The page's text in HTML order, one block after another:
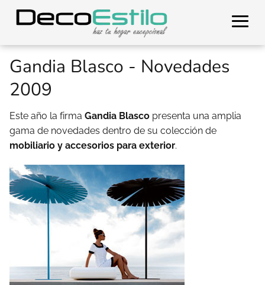
Gandia Blasco - Novedades
2009
Este año la firma Gandia Blasco presenta una amplia
gama de novedades dentro de su colección de
mobiliario y accesorios para exterior.